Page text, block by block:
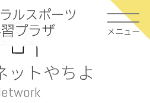
メニュー
ットやちよ